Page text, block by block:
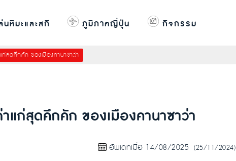
หิมะและสกี ภูมิภาคญี่ปุ่น กิจกรรม
ก่สุดคึกคัก ของเมืองคานาซาว่า
แก่สุดคึกคัก ของเมืองคานาซาว่า
อัพเดทเมื่อ 14/08/2025 (25/11/2024)